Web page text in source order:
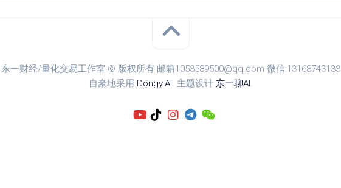
东一财经/量化交易工作室 © 版权所有 邮箱1053589500@qq.com 微信:13168743133
自豪地采用 DongyiAI. 主题设计 东一聊AI.